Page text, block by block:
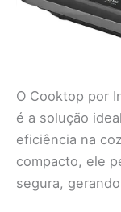
O Cooktop por
é a solução
eficiência na
compacto, ele
segura,